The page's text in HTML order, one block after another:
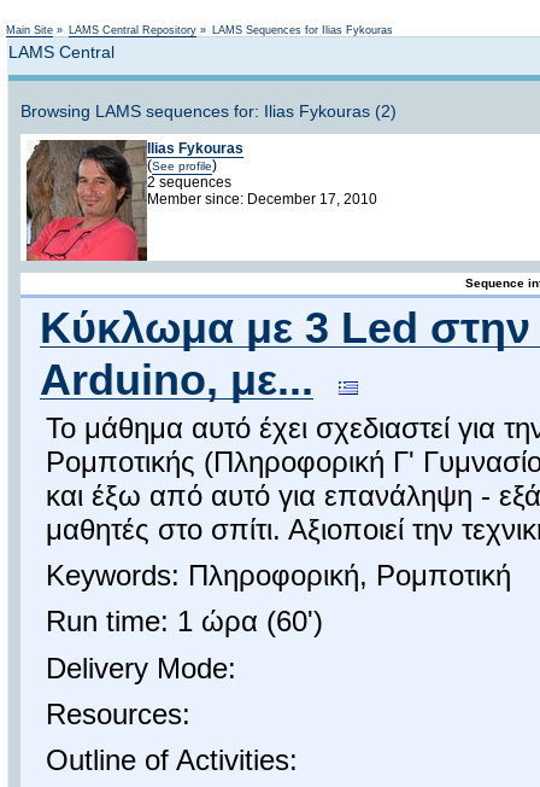
Main Site » LAMS Central Repository » LAMS Sequences for Ilias Fykouras
LAMS Central
Browsing LAMS sequences for: Ilias Fykouras (2)
Ilias Fykouras
(See profile)
2 sequences
Member since: December 17, 2010
Sequence
Kύκλωμα με 3 Led στην
Arduino, με...
Το μάθημα αυτό έχει σχεδιαστεί για
Ρομποτικής (Πληροφορική Γ'
και έξω από αυτό για επανάληψη -
μαθητές στο σπίτι. Αξιοποιεί την
Keywords: Πληροφορική, Ρομποτική
Run time: 1 ώρα (60')
Delivery Mode:
Resources:
Outline of Activities: